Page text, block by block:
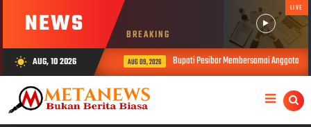
NEWS BREAKING
LIVE
wb_sunny AUG, 10 2026 AUG 09, 2026 Bupati Pesibar Membersamai Anggota